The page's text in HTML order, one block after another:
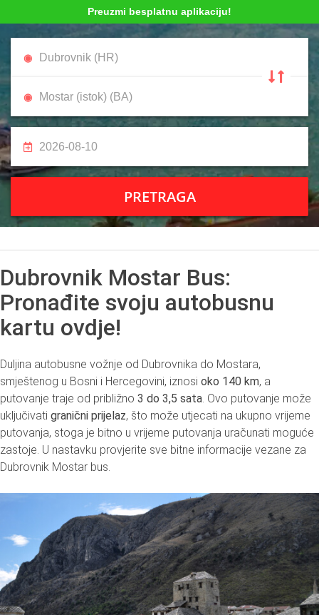
Preuzmi besplatnu aplikaciju!
PRETRAGA
Dubrovnik Mostar Bus:
Pronađite svoju autobusnu
kartu ovdje!
Duljina autobusne vožnje od Dubrovnika do Mostara,
smještenog u Bosni i Hercegovini, iznosi oko 140 km, a
putovanje traje od približno 3 do 3,5 sata. Ovo putovanje može
uključivati granični prijelaz, što može utjecati na ukupno vrijeme
putovanja, stoga je bitno u vrijeme putovanja uračunati moguće
zastoje. U nastavku provjerite sve bitne informacije vezane za
Dubrovnik Mostar bus.